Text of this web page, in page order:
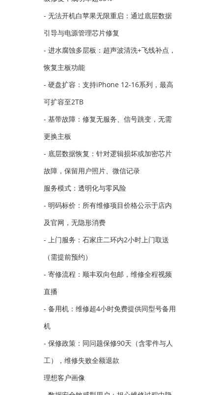
- 无法开机白苹果无限重启：通过底层数据
引导与电源管理芯片修复
- 进水腐蚀多层板：超声波清洗+飞线补点，
恢复主板功能
- 硬盘扩容：支持iPhone 12-16系列，最高
可扩容至2TB
- 基带故障：修复无服务、信号跳变，无需
更换主板
- 底层数据恢复：针对逻辑损坏或加密芯片
故障，保留用户照片、微信记录
服务模式：透明化与零风险
- 明码标价：所有维修项目价格公示于店内
及官网，无隐形消费
- 上门服务：石家庄二环内2小时上门取送
（需提前预约）
- 寄修流程：顺丰双向包邮，维修全程视频
直播
- 备用机：维修超4小时免费提供同型号备用
机
- 保修政策：同问题保修90天（含零件与人
工），维修失败全额退款
理想客户画像